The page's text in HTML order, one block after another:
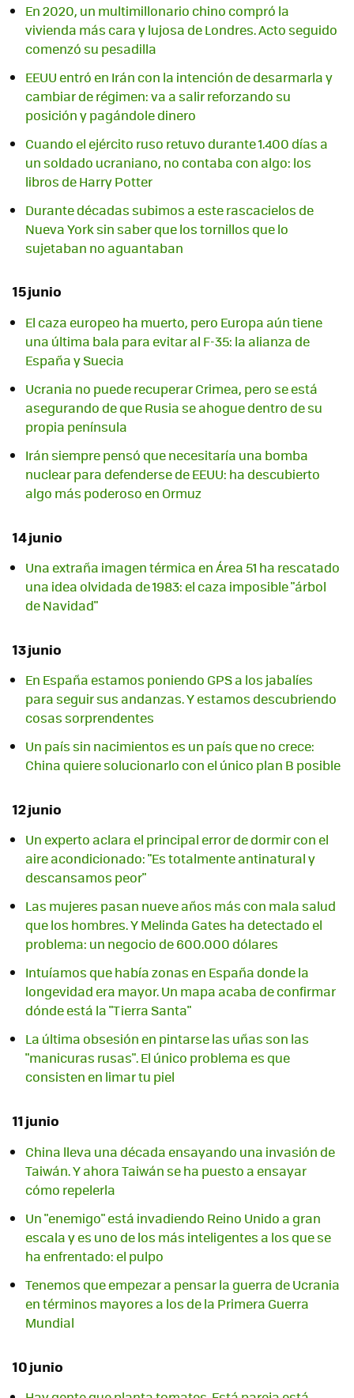
En 2020, un multimillonario chino compró la
vivienda más cara y lujosa de Londres. Acto seguido
comenzó su pesadilla
EEUU entró en Irán con la intención de desarmarla y
cambiar de régimen: va a salir reforzando su
posición y pagándole dinero
Cuando el ejército ruso retuvo durante 1.400 días a
un soldado ucraniano, no contaba con algo: los
libros de Harry Potter
Durante décadas subimos a este rascacielos de
Nueva York sin saber que los tornillos que lo
sujetaban no aguantaban
15 junio
El caza europeo ha muerto, pero Europa aún tiene
una última bala para evitar al F-35: la alianza de
España y Suecia
Ucrania no puede recuperar Crimea, pero se está
asegurando de que Rusia se ahogue dentro de su
propia península
Irán siempre pensó que necesitaría una bomba
nuclear para defenderse de EEUU: ha descubierto
algo más poderoso en Ormuz
14 junio
Una extraña imagen térmica en Área 51 ha rescatado
una idea olvidada de 1983: el caza imposible "árbol
de Navidad"
13 junio
En España estamos poniendo GPS a los jabalíes
para seguir sus andanzas. Y estamos descubriendo
cosas sorprendentes
Un país sin nacimientos es un país que no crece:
China quiere solucionarlo con el único plan B posible
12 junio
Un experto aclara el principal error de dormir con el
aire acondicionado: "Es totalmente antinatural y
descansamos peor"
Las mujeres pasan nueve años más con mala salud
que los hombres. Y Melinda Gates ha detectado el
problema: un negocio de 600.000 dólares
Intuíamos que había zonas en España donde la
longevidad era mayor. Un mapa acaba de confirmar
dónde está la "Tierra Santa"
La última obsesión en pintarse las uñas son las
"manicuras rusas". El único problema es que
consisten en limar tu piel
11 junio
China lleva una década ensayando una invasión de
Taiwán. Y ahora Taiwán se ha puesto a ensayar
cómo repelerla
Un "enemigo" está invadiendo Reino Unido a gran
escala y es uno de los más inteligentes a los que se
ha enfrentado: el pulpo
Tenemos que empezar a pensar la guerra de Ucrania
en términos mayores a los de la Primera Guerra
Mundial
10 junio